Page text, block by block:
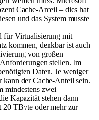
Cache-Anteil – dies hat
und das System musste
für Virtualisierung mit
kommen, denkbar ist auch
von großen
stellen. Im
Daten. Je weniger
kann der Cache-Anteil sein.
mindestens zwei
Kapazität stehen dann
20 TByte oder mehr zur